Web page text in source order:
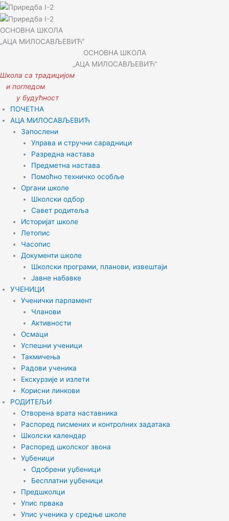
ОСНОВНА ШКОЛА
„АЦА МИЛОСАВЉЕВИЋ“
ОСНОВНА ШКОЛА
„АЦА МИЛОСАВЉЕВИЋ“
Школа са традицијом
и погледом
у будућност
ПОЧЕТНА
АЦА МИЛОСАВЉЕВИЋ
Запослени
Управа и стручни сарадници
Разредна настава
Предметна настава
Помоћно техничко особље
Органи школе
Школски одбор
Савет родитеља
Историјат школе
Летопис
Часопис
Документи школе
Школски програми, планови, извештаји
Јавне набавке
УЧЕНИЦИ
Ученички парламент
Чланови
Активности
Осмаци
Успешни ученици
Такмичења
Радови ученика
Екскурзије и излети
Корисни линкови
РОДИТЕЉИ
Отворена врата наставника
Распоред писмених и контролних задатака
Школски календар
Распоред школског звона
Уџбеници
Одобрени уџбеници
Бесплатни уџбеници
Предшколци
Упис првака
Упис ученика у средње школе